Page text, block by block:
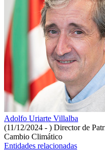
Adolfo Uriarte Villalba
(11/12/2024 - ) Director de
Cambio Climático
Entidades relacionadas